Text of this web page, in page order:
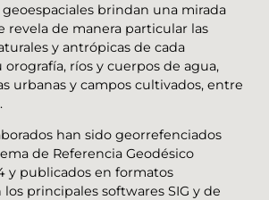
brindan una mirada
de manera particular las
y antrópicas de cada
orografía, ríos y cuerpos de agua,
urbanas y campos cultivados, entre
han sido georrefenciados
de Referencia Geodésico
y publicados en formatos
principales softwares SIG y de